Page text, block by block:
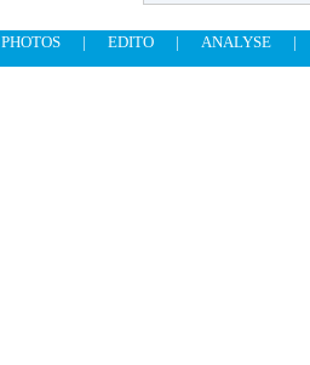
PHOTOS | EDITO | ANALYSE
|